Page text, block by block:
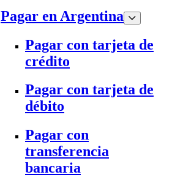
Pagar en Argentina
Pagar con tarjeta de
crédito
Pagar con tarjeta de
débito
Pagar con
transferencia
bancaria